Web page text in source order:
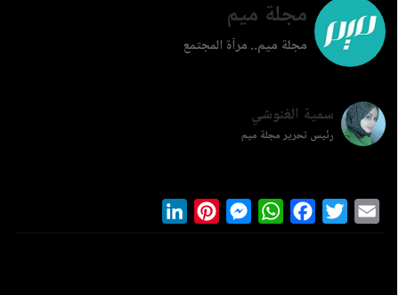
مجلة ميم
مجلة ميم.. مرآة المجتمع
سمية الغنوشي
رئيس تحرير مجلة ميم
LinkedInPinterestMessengerWhatsAppFacebook
Twitter